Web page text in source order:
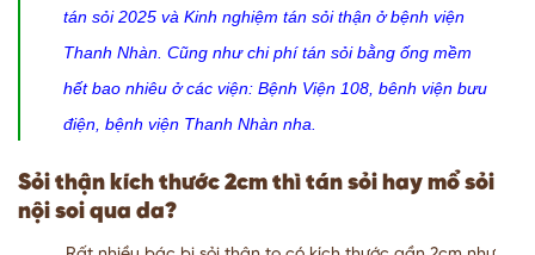
tán sỏi 2025 và Kinh nghiệm tán sỏi thận ở bệnh viện
Thanh Nhàn. Cũng như chi phí tán sỏi bằng ống mềm
hết bao nhiêu ở các viện: Bệnh Viện 108, bênh viện bưu
điện, bệnh viện Thanh Nhàn nha.
Sỏi thận kích thước 2cm thì tán sỏi hay mổ sỏi
nội soi qua da?